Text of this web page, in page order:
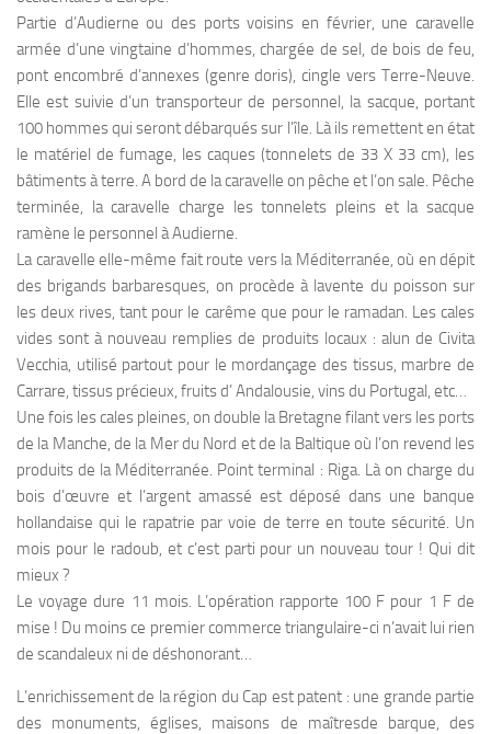
Partie d’Audierne ou des ports voisins en février, une caravelle
armée d’une vingtaine d’hommes, chargée de sel, de bois de feu,
pont encombré d’annexes (genre doris), cingle vers Terre-Neuve.
Elle est suivie d’un transporteur de personnel, la sacque, portant
100 hommes qui seront débarqués sur l’île. Là ils remettent en état
le matériel de fumage, les caques (tonnelets de 33 X 33 cm), les
bâtiments à terre. A bord de la caravelle on pêche et l’on sale. Pêche
terminée, la caravelle charge les tonnelets pleins et la sacque
ramène le personnel à Audierne.
La caravelle elle-même fait route vers la Méditerranée, où en dépit
des brigands barbaresques, on procède à lavente du poisson sur
les deux rives, tant pour le carême que pour le ramadan. Les cales
vides sont à nouveau remplies de produits locaux : alun de Civita
Vecchia, utilisé partout pour le mordançage des tissus, marbre de
Carrare, tissus précieux, fruits d’ Andalousie, vins du Portugal, etc…
Une fois les cales pleines, on double la Bretagne filant vers les ports
de la Manche, de la Mer du Nord et de la Baltique où l’on revend les
produits de la Méditerranée. Point terminal : Riga. Là on charge du
bois d’œuvre et l’argent amassé est déposé dans une banque
hollandaise qui le rapatrie par voie de terre en toute sécurité. Un
mois pour le radoub, et c’est parti pour un nouveau tour ! Qui dit
mieux ?
Le voyage dure 11 mois. L’opération rapporte 100 F pour 1 F de
mise ! Du moins ce premier commerce triangulaire-ci n’avait lui rien
de scandaleux ni de déshonorant…
L’enrichissement de la région du Cap est patent : une grande partie
des monuments, églises, maisons de maîtresde barque, des